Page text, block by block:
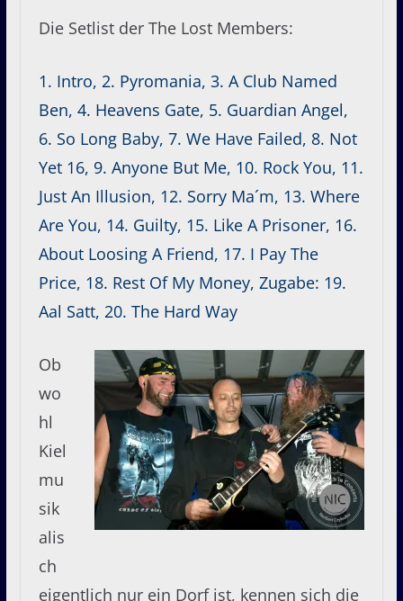
Die Setlist der The Lost Members:
1. Intro, 2. Pyromania, 3. A Club Named
Ben, 4. Heavens Gate, 5. Guardian Angel,
6. So Long Baby, 7. We Have Failed, 8. Not
Yet 16, 9. Anyone But Me, 10. Rock You, 11.
Just An Illusion, 12. Sorry Ma´m, 13. Where
Are You, 14. Guilty, 15. Like A Prisoner, 16.
About Loosing A Friend, 17. I Pay The
Price, 18. Rest Of My Money, Zugabe: 19.
Aal Satt, 20. The Hard Way
Ob
wo
hl
Kiel
mu
sik
alis
ch
eigentlich nur ein Dorf ist, kennen sich die